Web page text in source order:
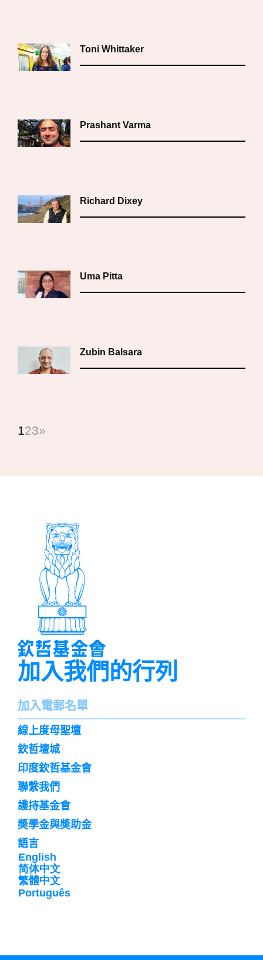
Toni Whittaker
Prashant Varma
Richard Dixey
Uma Pitta
Zubin Balsara
123»
加入我們的行列
名
字
加入電郵名單
訌
閱
線上度母聖壇
欽哲壇城
印度欽哲基金會
聯繫我們
護持基金會
奬學金與奬助金
語言
English
简体中文
繁體中文
Português